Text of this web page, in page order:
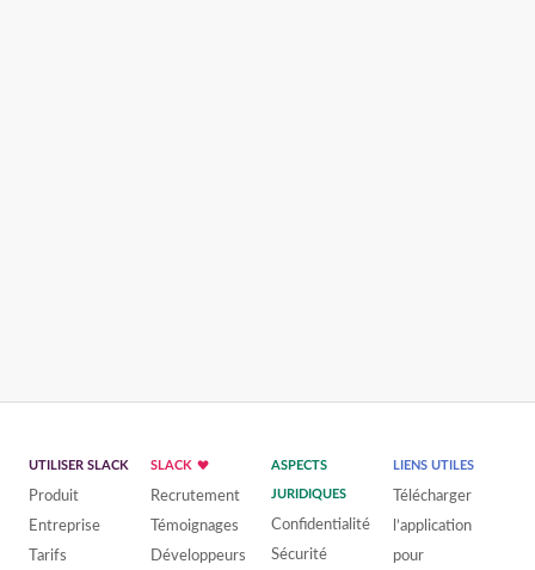
UTILISER SLACK
Produit
Entreprise
Tarifs
SLACK
Recrutement
Témoignages
Développeurs
ASPECTS
JURIDIQUES
Confidentialité
Sécurité
LIENS UTILES
Télécharger
l’application
pour